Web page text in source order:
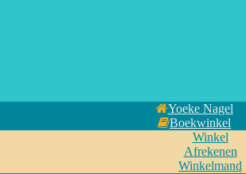
Yoeke Nagel
Boekwinkel
Winkel
Afrekenen
Winkelmand